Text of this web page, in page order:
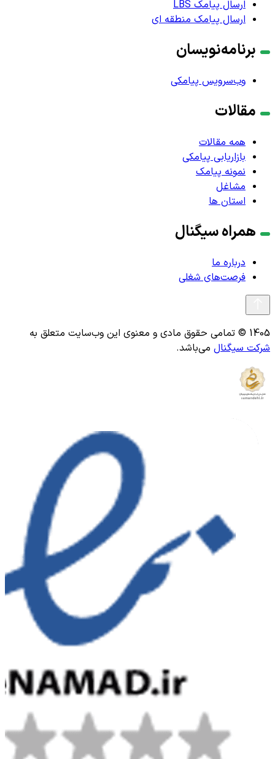
ارسال پیامک LBS
ارسال پیامک منطقه ای
برنامه‌نویسان
وب‌سرویس پیامکی
مقالات
همه مقالات
بازاریابی پیامکی
نمونه پیامک
مشاغل
استان ها
همراه سیگنال
درباره ما
فرصت‌های شغلی
1405 © تمامی حقوق مادی و معنوی این وب‌سایت متعلق به
شرکت سیگنال می‌باشد.